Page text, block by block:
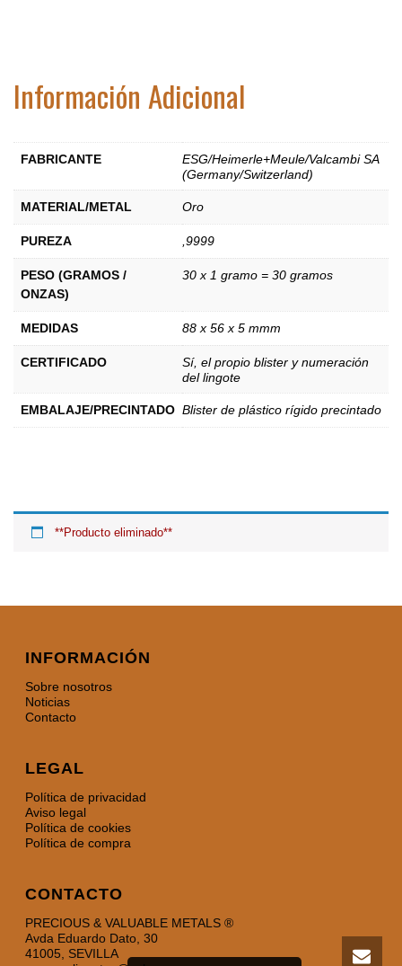
Información Adicional
FABRICANTE
ESG/Heimerle+Meule/Valcambi SA
(Germany/Switzerland)
MATERIAL/METAL Oro
PUREZA ,9999
PESO (GRAMOS /
ONZAS)
30 x 1 gramo = 30 gramos
MEDIDAS 88 x 56 x 5 mmm
CERTIFICADO
Sí, el propio blister y numeración
del lingote
EMBALAJE/PRECINTADO Blister de plástico rígido precintado
**Producto eliminado**
INFORMACIÓN
Sobre nosotros
Noticias
Contacto
LEGAL
Política de privacidad
Aviso legal
Política de cookies
Política de compra
CONTACTO
PRECIOUS & VALUABLE METALS ®
Avda Eduardo Dato, 30
41005, SEVILLA